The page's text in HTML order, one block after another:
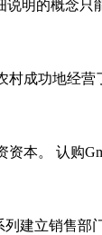
明的概念只
村成功地经营
本。 认购
建立销售部